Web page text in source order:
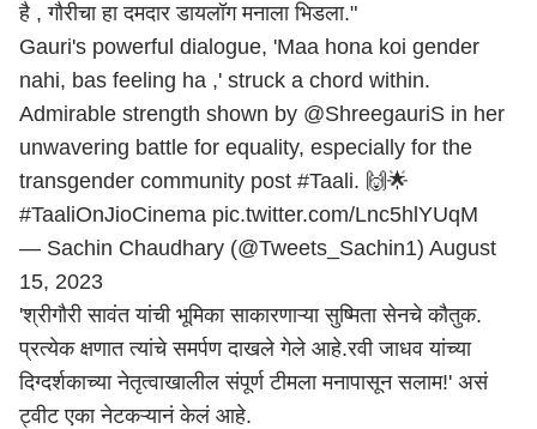
है , गौरीचा हा दमदार डायलॉग मनाला भिडला."
Gauri's powerful dialogue, 'Maa hona koi gender
nahi, bas feeling ha ,' struck a chord within.
Admirable strength shown by @ShreegauriS in her
unwavering battle for equality, especially for the
transgender community post #Taali. 🙌🌟
#TaaliOnJioCinema pic.twitter.com/Lnc5hlYUqM
— Sachin Chaudhary (@Tweets_Sachin1) August
15, 2023
'श्रीगौरी सावंत यांची भूमिका साकारणाऱ्या सुष्मिता सेनचे कौतुक.
प्रत्येक क्षणात त्यांचे समर्पण दाखले गेले आहे.रवी जाधव यांच्या
दिग्दर्शकाच्या नेतृत्वाखालील संपूर्ण टीमला मनापासून सलाम!' असं
ट्वीट एका नेटकऱ्यानं केलं आहे.